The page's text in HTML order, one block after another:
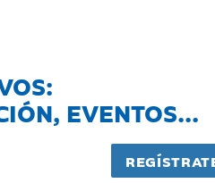
EVENTOS...